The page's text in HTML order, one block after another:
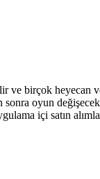
ve birçok
oyun
içi satın